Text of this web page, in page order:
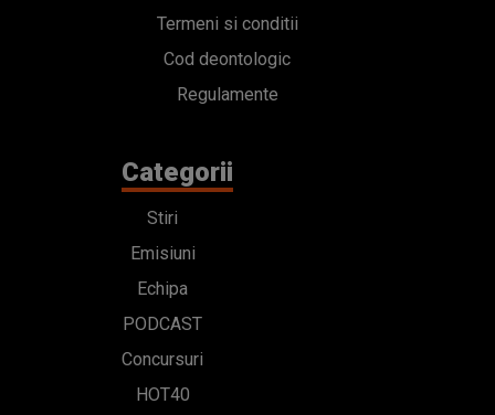
Termeni si conditii
Cod deontologic
Regulamente
Categorii
Stiri
Emisiuni
Echipa
PODCAST
Concursuri
HOT40